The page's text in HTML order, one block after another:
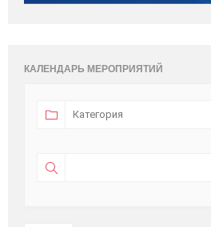
КАЛЕНДАРЬ МЕРОПРИЯТИЙ